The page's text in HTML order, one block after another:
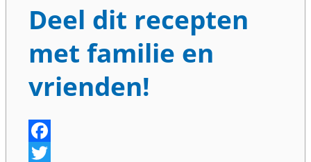
Deel dit recepten
met familie en
vrienden!
Facebook